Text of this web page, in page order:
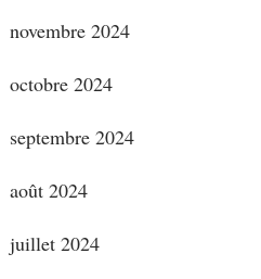
novembre 2024
octobre 2024
septembre 2024
août 2024
juillet 2024